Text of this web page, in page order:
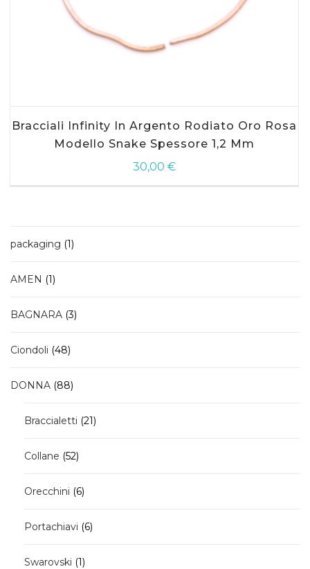
Bracciali Infinity In Argento Rodiato Oro Rosa
Modello Snake Spessore 1,2 Mm
30,00 €
packaging 11
AMEN
11
BAGNARA 33
Ciondoli 4848
DONNA 8888
Braccialetti 2121
Collane 5252
Orecchini
66
Portachiavi
66
Swarovski 11